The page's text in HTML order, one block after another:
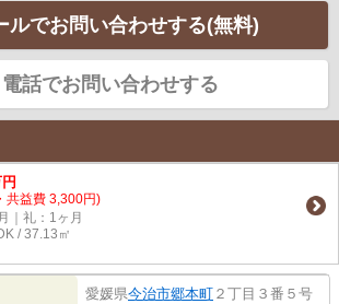
ルでお問い合わせする(無料)
電話でお問い合わせする
円
共益費 3,300円)
｜礼：1ヶ月
/ 37.13㎡
愛媛県今治市郷本町 ２丁目３番５号